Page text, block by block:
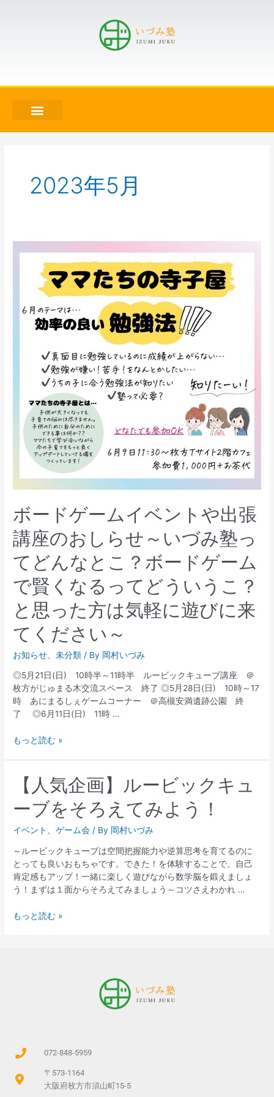
2023年5月
ボードゲームイベントや出張
講座のおしらせ～いづみ塾っ
てどんなとこ？ボードゲーム
で賢くなるってどういうこ？
と思った方は気軽に遊びに来
てください～
お知らせ 、未分類 / By 岡村いづみ
◎5月21日(日) 10時半～11時半 ルービックキューブ講座 ＠
枚方がじゅまる木交流スペース 終了 ◎5月28日(日) 10時～17
時 あにまるしぇゲームコーナー ＠高槻安満遺跡公園 終
了 ◎6月11日(日) 11時 …
もっと読む »
【人気企画】ルービックキュ
ーブをそろえてみよう！
イベント 、ゲーム会 / By 岡村いづみ
～ルービックキューブは空間把握能力や逆算思考を育てるのに
とっても良いおもちゃです。できた！を体験することで、自己
肯定感もアップ！一緒に楽しく遊びながら数学脳を鍛えましょ
う！まずは１面からそろえてみましょう～コツさえわかれ …
もっと読む »
072-848-5959
〒573-1164
大阪府枚方市須山町15-5